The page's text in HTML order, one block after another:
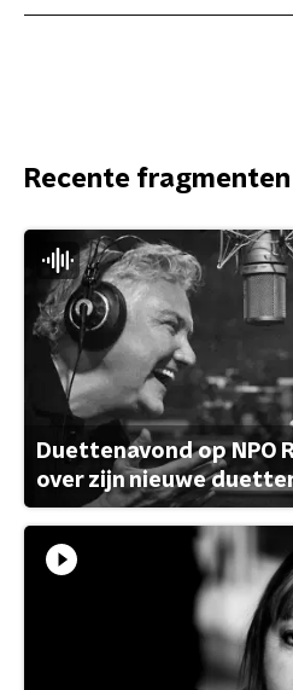
Recente fragmenten
Duettenavond op NPO
over zijn nieuwe